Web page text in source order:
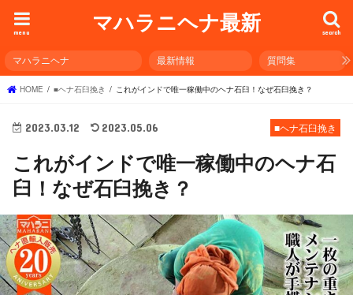
マハラニヘナ最新 search
menu
マハラニヘナ 最新情報 質問集
HOME ■ヘナ石臼挽き これがインドで唯一稼働中のヘナ石臼！なぜ石臼挽き？
■ヘナ石臼挽き
2023.03.12 2023.05.06
これがインドで唯一稼働中のヘナ石
臼！なぜ石臼挽き？